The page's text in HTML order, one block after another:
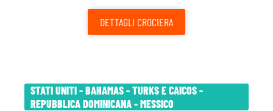
DETTAGLI CROCIERA
STATI UNITI - BAHAMAS - TURKS E CAICOS -
REPUBBLICA DOMINICANA - MESSICO